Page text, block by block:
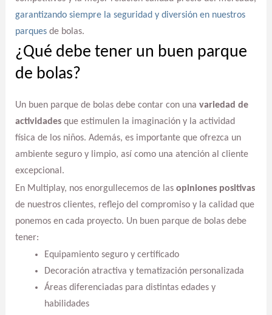
garantizando siempre la seguridad y diversión en nuestros
parquesde bolas.
¿Qué debe tener un buen parque
de bolas?
Un buen parque de bolas debe contar con una variedad de
actividadesque estimulen la imaginación y la actividad
física de los niños. Además, es importante que ofrezca un
ambiente seguro y limpio, así como una atención al cliente
excepcional.
En Multiplay, nos enorgullecemos de las opiniones positivas
de nuestros clientes, reflejo del compromiso y la calidad que
ponemos en cada proyecto. Un buen parque de bolas debe
tener:
Equipamiento seguro y certificado
Decoración atractiva y tematización personalizada
Áreas diferenciadas para distintas edades y
habilidades